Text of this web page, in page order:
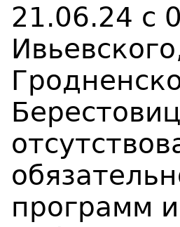
21.06.24 с
программ